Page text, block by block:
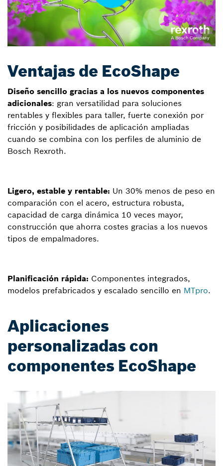
Ventajas de EcoShape
Diseño sencillo gracias a los nuevos componentes
adicionales: gran versatilidad para soluciones
rentables y flexibles para taller, fuerte conexión por
fricción y posibilidades de aplicación ampliadas
cuando se combina con los perfiles de aluminio de
Bosch Rexroth.
Ligero, estable y rentable: Un 30% menos de peso en
comparación con el acero, estructura robusta,
capacidad de carga dinámica 10 veces mayor,
construcción que ahorra costes gracias a los nuevos
tipos de empalmadores.
Planificación rápida: Componentes integrados,
modelos prefabricados y escalado sencillo en MTpro.
Aplicaciones
personalizadas con
componentes EcoShape